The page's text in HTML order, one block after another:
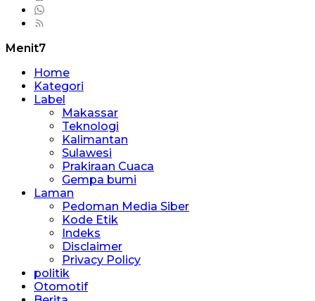
Menit7
Home
Kategori
Label
Makassar
Teknologi
Kalimantan
Sulawesi
Prakiraan Cuaca
Gempa bumi
Laman
Pedoman Media Siber
Kode Etik
Indeks
Disclaimer
Privacy Policy
politik
Otomotif